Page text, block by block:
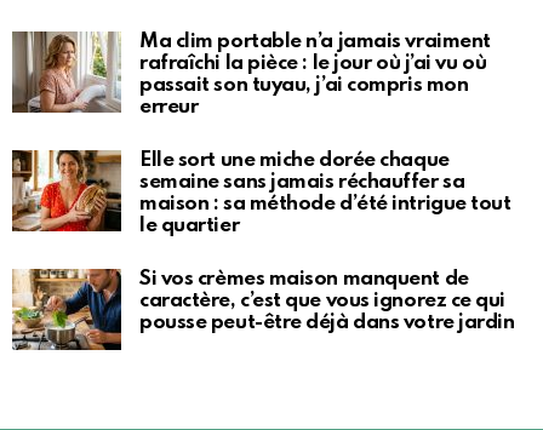
Ma clim portable n’a jamais vraiment
rafraîchi la pièce : le jour où j’ai vu où
passait son tuyau, j’ai compris mon
erreur
Elle sort une miche dorée chaque
semaine sans jamais réchauffer sa
maison : sa méthode d’été intrigue tout
le quartier
Si vos crèmes maison manquent de
caractère, c’est que vous ignorez ce qui
pousse peut-être déjà dans votre jardin